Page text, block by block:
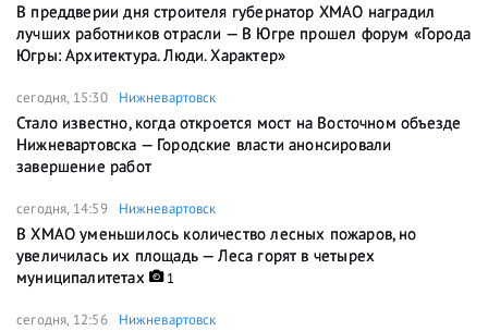
В преддверии дня строителя губернатор ХМАО наградил
лучших работников отрасли — В Югре прошел форум «Города
Югры: Архитектура. Люди. Характер»
сегодня, 15:30 Нижневартовск
Стало известно, когда откроется мост на Восточном объезде
Нижневартовска — Городские власти анонсировали
завершение работ
сегодня, 14:59 Нижневартовск
В ХМАО уменьшилось количество лесных пожаров, но
увеличилась их площадь — Леса горят в четырех
муниципалитетах
1
сегодня, 12:56 Нижневартовск